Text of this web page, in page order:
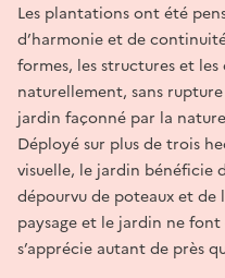
Les plantations ont été
d’harmonie et de
formes, les structures et
naturellement, sans
jardin façonné par la
Déployé sur plus de trois
visuelle, le jardin bénéficie
dépourvu de poteaux et de
paysage et le jardin ne
s’apprécie autant de près